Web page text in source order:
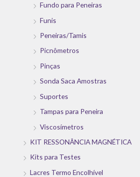
Fundo para Peneiras
Funis
Peneiras/Tamis
Picnômetros
Pinças
Sonda Saca Amostras
Suportes
Tampas para Peneira
Viscosímetros
KIT RESSONÂNCIA MAGNÉTICA
Kits para Testes
Lacres Termo Encolhível